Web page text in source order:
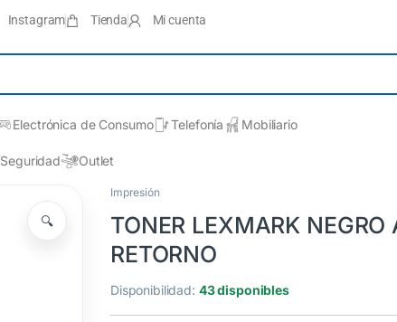
Instagram Tienda Mi cuenta
Electrónica de Consumo Telefonía Mobiliario
Seguridad Outlet
🔍
Impresión
TONER LEXMARK
RETORNO
Disponibilidad: 43 disponibles